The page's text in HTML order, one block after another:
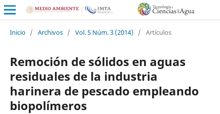
Inicio / Archivos / Vol. 5 Núm. 3 (2014) / Artículos
Remoción de sólidos en aguas
residuales de la industria
harinera de pescado empleando
biopolímeros